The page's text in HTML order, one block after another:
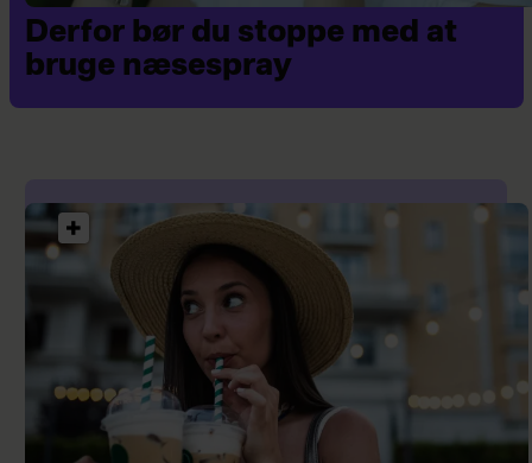
Derfor bør du stoppe med at
bruge næsespray